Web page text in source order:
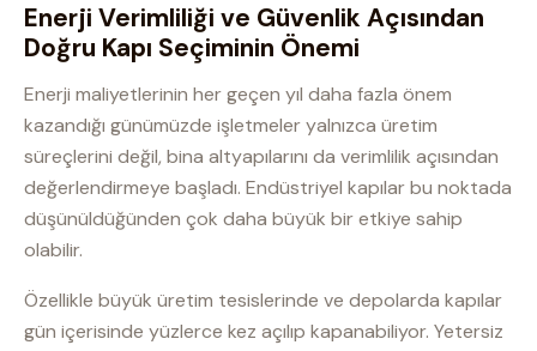
Enerji Verimliliği ve Güvenlik Açısından
Doğru Kapı Seçiminin Önemi
Enerji maliyetlerinin her geçen yıl daha fazla önem
kazandığı günümüzde işletmeler yalnızca üretim
süreçlerini değil, bina altyapılarını da verimlilik açısından
değerlendirmeye başladı. Endüstriyel kapılar bu noktada
düşünüldüğünden çok daha büyük bir etkiye sahip
olabilir.
Özellikle büyük üretim tesislerinde ve depolarda kapılar
gün içerisinde yüzlerce kez açılıp kapanabiliyor. Yetersiz